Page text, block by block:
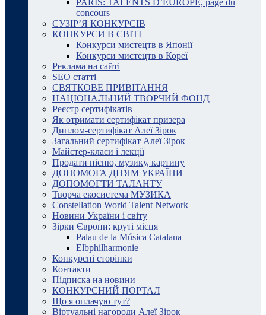
PARIS: TALENTS D’EUROPE, page du
concours
СУЗІР’Я КОНКУРСІВ
КОНКУРСИ В СВІТІ
Конкурси мистецтв в Японії
Конкурси мистецтв в Кореї
Реклама на сайті
SEO статті
СВЯТКОВЕ ПРИВІТАННЯ
НАЦІОНАЛЬНИЙ ТВОРЧИЙ ФОНД
Реєстр сертифікатів
Як отримати сертифікат призера
Диплом-сертифікат Алеї Зірок
Загальний сертифікат Алеї Зірок
Майстер-класи і лекції
Продати пісню, музику, картину
ДОПОМОГА ДІТЯМ УКРАЇНИ
ДОПОМОГТИ ТАЛАНТУ
Творча екосистема МУЗИКА
Constellation World Talent Network
Новини України і світу
Зірки Європи: круті місця
Palau de la Música Catalana
Elbphilharmonie
Конкурсні сторінки
Контакти
Підписка на новини
КОНКУРСНИЙ ПОРТАЛ
Що я оплачую тут?
Віртуальні нагороди Алеї Зірок